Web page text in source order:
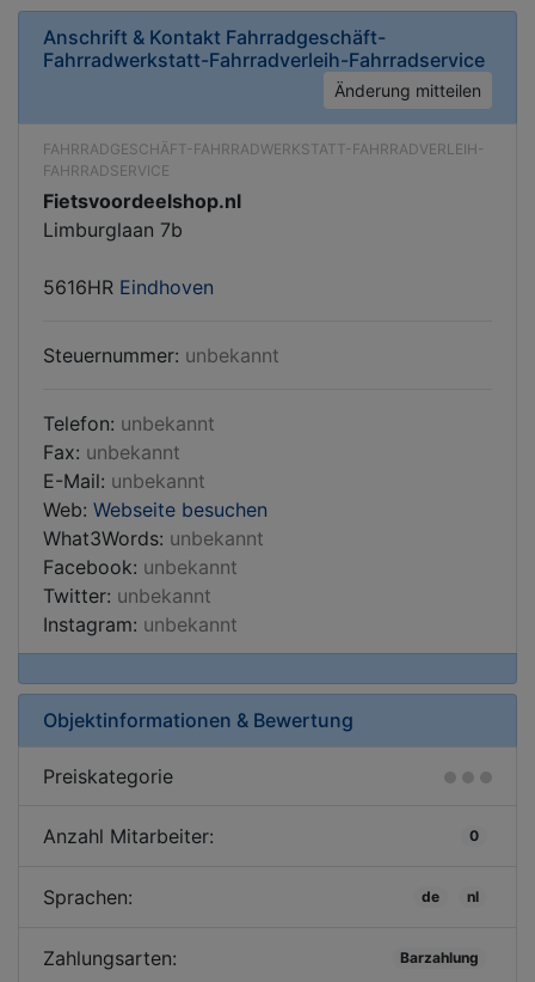
Anschrift & Kontakt Fahrradgeschäft-
Fahrradwerkstatt-Fahrradverleih-Fahrradservice
Änderung mitteilen
FAHRRADGESCHÄFT-FAHRRADWERKSTATT-FAHRRADVERLEIH-
FAHRRADSERVICE
Fietsvoordeelshop.nl
Limburglaan 7b
5616HR Eindhoven
Steuernummer: unbekannt
Telefon: unbekannt
Fax: unbekannt
E-Mail: unbekannt
Web: Webseite besuchen
What3Words: unbekannt
Facebook: unbekannt
Twitter: unbekannt
Instagram: unbekannt
Objektinformationen & Bewertung
Preiskategorie
Anzahl Mitarbeiter: 0
Sprachen: de nl
Zahlungsarten: Barzahlung